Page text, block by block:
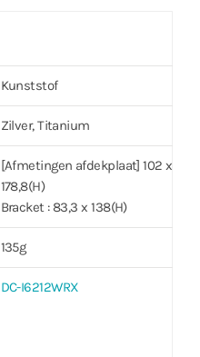
Kunststof
Zilver, Titanium
[Afmetingen afdekplaat] 102 x
178,8(H)
Bracket : 83,3 x 138(H)
135g
DC-I6212WRX